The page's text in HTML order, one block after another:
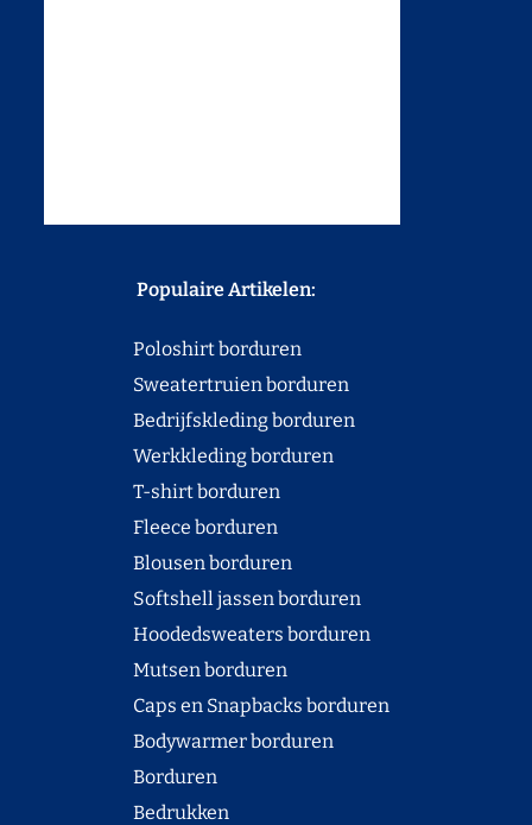
Populaire Artikelen:
Poloshirt borduren
Sweatertruien borduren
Bedrijfskleding borduren
Werkkleding borduren
T-shirt borduren
Fleece borduren
Blousen borduren
Softshell jassen borduren
Hoodedsweaters borduren
Mutsen borduren
Caps en Snapbacks borduren
Bodywarmer borduren
Borduren
Bedrukken